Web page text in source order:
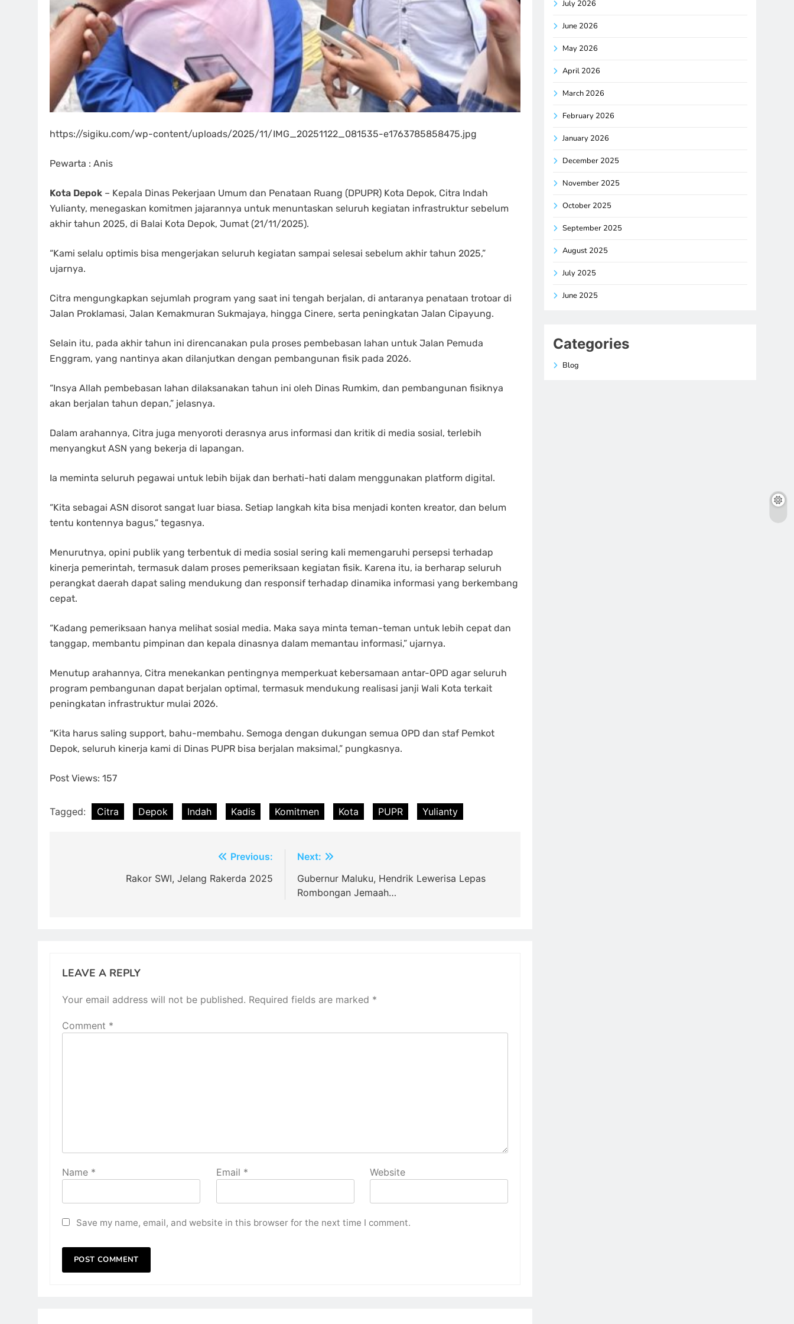
https://sigiku.com/wp-content/uploads/2025/11/IMG_20251122_081535-e1763785858475.jpg
Pewarta : Anis
Kota Depok – Kepala Dinas Pekerjaan Umum dan Penataan Ruang (DPUPR) Kota Depok, Citra Indah
Yulianty, menegaskan komitmen jajarannya untuk menuntaskan seluruh kegiatan infrastruktur sebelum
akhir tahun 2025, di Balai Kota Depok, Jumat (21/11/2025).
“Kami selalu optimis bisa mengerjakan seluruh kegiatan sampai selesai sebelum akhir tahun 2025,”
ujarnya.
Citra mengungkapkan sejumlah program yang saat ini tengah berjalan, di antaranya penataan trotoar di
Jalan Proklamasi, Jalan Kemakmuran Sukmajaya, hingga Cinere, serta peningkatan Jalan Cipayung.
Selain itu, pada akhir tahun ini direncanakan pula proses pembebasan lahan untuk Jalan Pemuda
Enggram, yang nantinya akan dilanjutkan dengan pembangunan fisik pada 2026.
“Insya Allah pembebasan lahan dilaksanakan tahun ini oleh Dinas Rumkim, dan pembangunan fisiknya
akan berjalan tahun depan,” jelasnya.
Dalam arahannya, Citra juga menyoroti derasnya arus informasi dan kritik di media sosial, terlebih
menyangkut ASN yang bekerja di lapangan.
Ia meminta seluruh pegawai untuk lebih bijak dan berhati-hati dalam menggunakan platform digital.
“Kita sebagai ASN disorot sangat luar biasa. Setiap langkah kita bisa menjadi konten kreator, dan belum
tentu kontennya bagus,” tegasnya.
Menurutnya, opini publik yang terbentuk di media sosial sering kali memengaruhi persepsi terhadap
kinerja pemerintah, termasuk dalam proses pemeriksaan kegiatan fisik. Karena itu, ia berharap seluruh
perangkat daerah dapat saling mendukung dan responsif terhadap dinamika informasi yang berkembang
cepat.
“Kadang pemeriksaan hanya melihat sosial media. Maka saya minta teman-teman untuk lebih cepat dan
tanggap, membantu pimpinan dan kepala dinasnya dalam memantau informasi,” ujarnya.
Menutup arahannya, Citra menekankan pentingnya memperkuat kebersamaan antar-OPD agar seluruh
program pembangunan dapat berjalan optimal, termasuk mendukung realisasi janji Wali Kota terkait
peningkatan infrastruktur mulai 2026.
“Kita harus saling support, bahu-membahu. Semoga dengan dukungan semua OPD dan staf Pemkot
Depok, seluruh kinerja kami di Dinas PUPR bisa berjalan maksimal,” pungkasnya.
Post Views: 157
Tagged: Citra Depok Indah Kadis Komitmen Kota PUPR Yulianty
navigation
Previous:
Rakor SWI, Jelang Rakerda 2025
Next:
Gubernur Maluku, Hendrik Lewerisa Lepas
Rombongan Jemaah…
LEAVE A REPLY
Your email address will not be published. Required fields are marked *
Comment *
Name * Email * Website
Save my name, email, and website in this browser for the next time I comment.
July 2026
June 2026
May 2026
April 2026
March 2026
February 2026
January 2026
December 2025
November 2025
October 2025
September 2025
August 2025
July 2025
June 2025
Categories
Blog